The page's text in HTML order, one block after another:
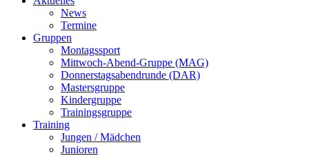
News
Termine
Gruppen
Montagssport
Mittwoch-Abend-Gruppe (MAG)
Donnerstagsabendrunde (DAR)
Mastersgruppe
Kindergruppe
Trainingsgruppe
Training
Jungen / Mädchen
Junioren